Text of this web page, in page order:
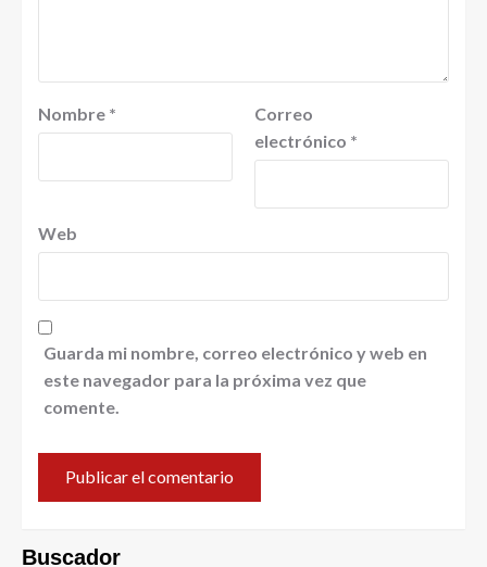
Nombre *
Correo
electrónico *
Web
Guarda mi nombre, correo electrónico y web en
este navegador para la próxima vez que
comente.
Buscador